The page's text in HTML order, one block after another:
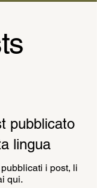
pubblicato
lingua
i post, li
qui.